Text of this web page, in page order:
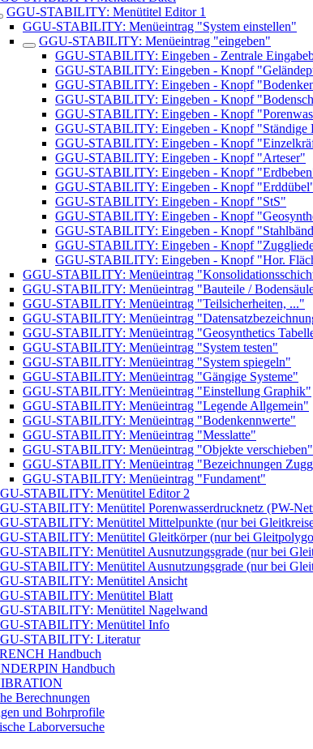
GGU-STABILITY: Menütitel Editor 1
GGU-STABILITY: Menüeintrag "System einstellen"
GGU-STABILITY: Menüeintrag "eingeben"
GGU-STABILITY: Eingeben - Zentrale
GGU-STABILITY: Eingeben - Knopf
GGU-STABILITY: Eingeben - Knopf
GGU-STABILITY: Eingeben - Knopf
GGU-STABILITY: Eingeben - Knopf
GGU-STABILITY: Eingeben - Knopf "Ständige
GGU-STABILITY: Eingeben - Knopf
GGU-STABILITY: Eingeben - Knopf "Arteser"
GGU-STABILITY: Eingeben - Knopf
GGU-STABILITY: Eingeben - Knopf
GGU-STABILITY: Eingeben - Knopf "StS"
GGU-STABILITY: Eingeben - Knopf
GGU-STABILITY: Eingeben - Knopf
GGU-STABILITY: Eingeben - Knopf
GGU-STABILITY: Eingeben - Knopf "Hor.
GGU-STABILITY: Menüeintrag
GGU-STABILITY: Menüeintrag "Bauteile /
GGU-STABILITY: ​Menüeintrag "Teilsicherheiten, ..."
GGU-STABILITY: Menüeintrag
GGU-STABILITY: Menüeintrag "Geosynthetics
GGU-STABILITY: Menüeintrag "System testen"
GGU-STABILITY: Menüeintrag "System spiegeln"
GGU-STABILITY: Menüeintrag "Gängige Systeme"
GGU-STABILITY: Menüeintrag "Einstellung Graphik"
GGU-STABILITY: Menüeintrag "Legende Allgemein"
GGU-STABILITY: Menüeintrag "Bodenkennwerte"
GGU-STABILITY: Menüeintrag "Messlatte"
GGU-STABILITY: Menüeintrag "Objekte verschieben"
GGU-STABILITY: Menüeintrag "Bezeichnungen
GGU-STABILITY: Menüeintrag "Fundament"
STABILITY: Menütitel Editor 2
STABILITY: Menütitel Porenwasserdrucknetz (PW-
STABILITY: Menütitel Mittelpunkte (nur bei
STABILITY: Menütitel Gleitkörper (nur bei
STABILITY: Menütitel Ausnutzungsgrade (nur bei
STABILITY: Menütitel Ausnutzungsgrade (nur bei
STABILITY: Menütitel Ansicht
STABILITY: Menütitel Blatt
STABILITY: Menütitel Nagelwand
STABILITY: Menütitel Info
STABILITY: Literatur
Handbuch
Handbuch
Berechnungen
und Bohrprofile
Laborversuche